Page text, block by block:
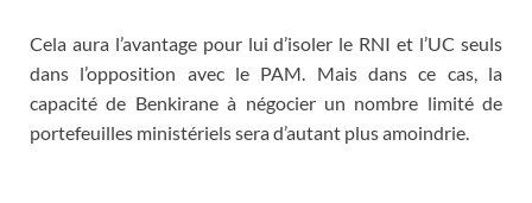
Cela aura l’avantage pour lui d’isoler le RNI et l’UC seuls
dans l’opposition avec le PAM. Mais dans ce cas, la
capacité de Benkirane à négocier un nombre limité de
portefeuilles ministériels sera d’autant plus amoindrie.